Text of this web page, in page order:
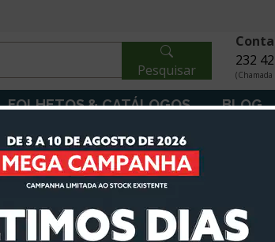
Pesquisar
232
FOLHETOS & CATÁLOGOS BLOG
Submersíveis para Água Limpa
5" i-
1,5HP 230V
Amador